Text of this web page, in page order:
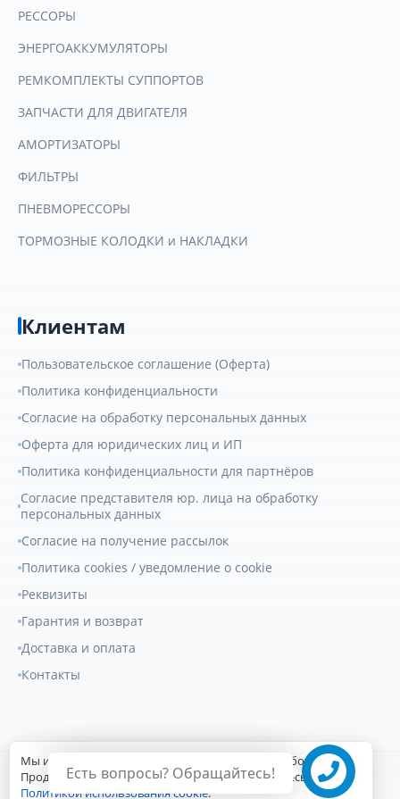
Есть вопросы? Обращайтесь!
РЕССОРЫ
ЭНЕРГОАККУМУЛЯТОРЫ
РЕМКОМПЛЕКТЫ СУППОРТОВ
ЗАПЧАСТИ ДЛЯ ДВИГАТЕЛЯ
АМОРТИЗАТОРЫ
ФИЛЬТРЫ
ПНЕВМОРЕССОРЫ
ТОРМОЗНЫЕ КОЛОДКИ и НАКЛАДКИ
Клиентам
Пользовательское соглашение (Оферта)
Политика конфиденциальности
Согласие на обработку персональных данных
Оферта для юридических лиц и ИП
Политика конфиденциальности для партнёров
Согласие представителя юр. лица на обработку
персональных данных
Согласие на получение рассылок
Политика cookies / уведомление о cookie
Реквизиты
Гарантия и возврат
Доставка и оплата
Контакты
© 2007-2026Геркулес Трак. Все права защищены.
Мы используем файлы cookie для улучшения работы сайта.
Продолжая пользоваться сайтом, вы соглашаетесь с
Политикой использования cookie.